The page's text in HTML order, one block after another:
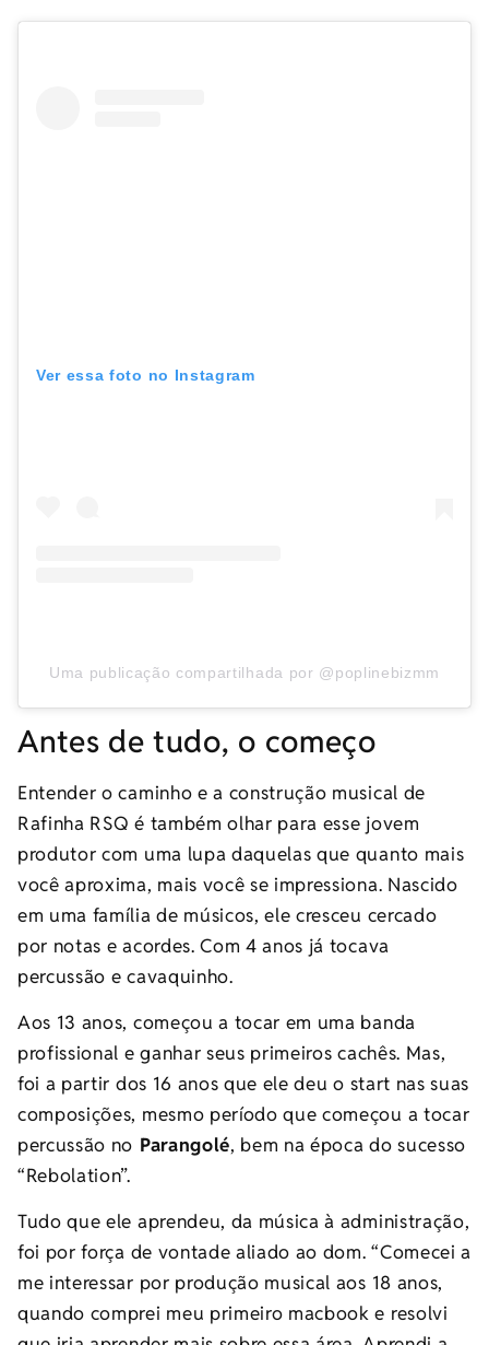
Ver essa foto no Instagram
Uma publicação compartilhada por @poplinebizmm
Antes de tudo, o começo
Entender o caminho e a construção musical de
Rafinha RSQ é também olhar para esse jovem
produtor com uma lupa daquelas que quanto mais
você aproxima, mais você se impressiona. Nascido
em uma família de músicos, ele cresceu cercado
por notas e acordes. Com 4 anos já tocava
percussão e cavaquinho.
Aos 13 anos, começou a tocar em uma banda
profissional e ganhar seus primeiros cachês. Mas,
foi a partir dos 16 anos que ele deu o start nas suas
composições, mesmo período que começou a tocar
percussão no Parangolé, bem na época do sucesso
“Rebolation”.
Tudo que ele aprendeu, da música à administração,
foi por força de vontade aliado ao dom. “Comecei a
me interessar por produção musical aos 18 anos,
quando comprei meu primeiro macbook e resolvi